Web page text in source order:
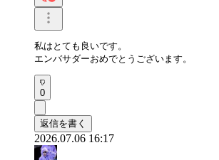
私はとても良いです。
エンバサダーおめでとうございます。
0
返信を書く
2026.07.06 16:17